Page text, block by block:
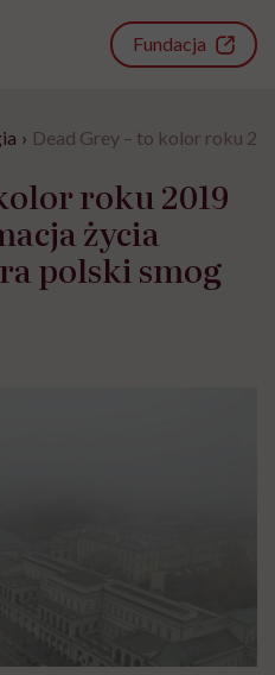
Fundacja
› Dead Grey – to kolor roku
roku 2019
życia
polski smog